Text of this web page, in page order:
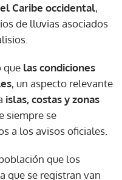
Caribe occidental,
de lluvias asociados
que las condiciones
, un aspecto relevante
islas, costas y zonas
siempre se
a los avisos oficiales.
que los
que se registran van